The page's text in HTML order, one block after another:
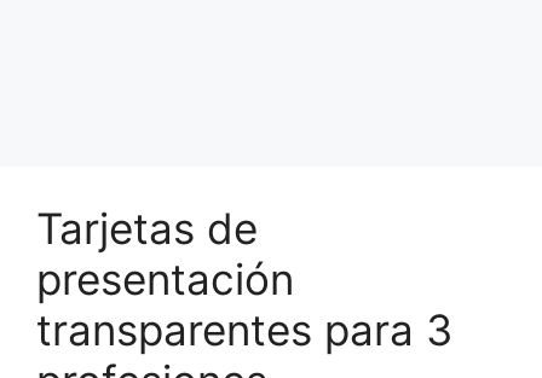
Tarjetas de
presentación
transparentes para 3